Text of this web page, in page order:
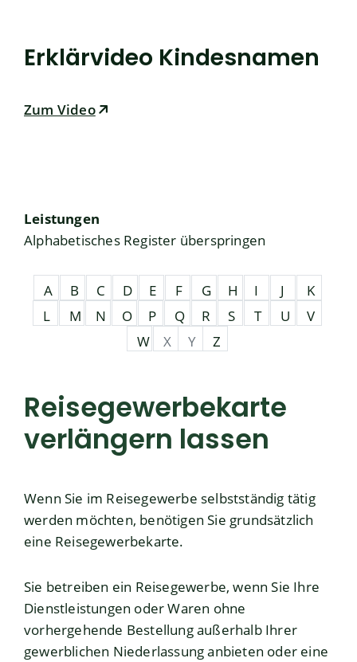
Erklärvideo Kindesnamen
Zum Video
Leistungen
Alphabetisches Register überspringen
A B C D E F G H I J
K
L
M N O P Q R S T U
V
W
X Y Z
Reisegewerbekarte
verlängern lassen
Wenn Sie im Reisegewerbe selbstständig tätig
werden möchten, benötigen Sie grundsätzlich
eine Reisegewerbekarte.
Sie betreiben ein Reisegewerbe, wenn Sie Ihre
Dienstleistungen oder Waren ohne
vorhergehende Bestellung außerhalb Ihrer
gewerblichen Niederlassung anbieten oder eine